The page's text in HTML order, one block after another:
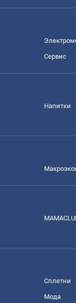
Сервис
Напитки
Сплетни
Мода